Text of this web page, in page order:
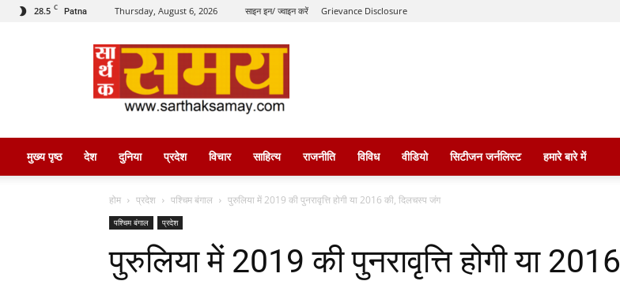
28.5 C Patna Thursday, August 6, 2026 साइन इन/ ज्वाइन करें Grievance Disclosure
सार्थक
समय
मुख्य पृष्ठ देश दुनिया प्रदेश विचार साहित्य राजनीति विविध वीडियो सिटीजन जर्नलिस्ट हमारे बारे में
होम प्रदेश पश्चिम बंगाल पुरुलिया में 2019 की पुनरावृत्ति होगी या 2016 की, दिलचस्प जंग
पश्चिम बंगाल प्रदेश
पुरुलिया में 2019 की पुनरावृत्ति होगी या 2016